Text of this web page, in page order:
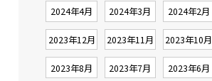
2024年4月 2024年3月 2024年2月
2023年12月 2023年11月 2023年10月
2023年8月 2023年7月 2023年6月